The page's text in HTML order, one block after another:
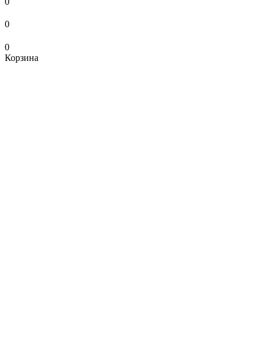
0
0
Корзина